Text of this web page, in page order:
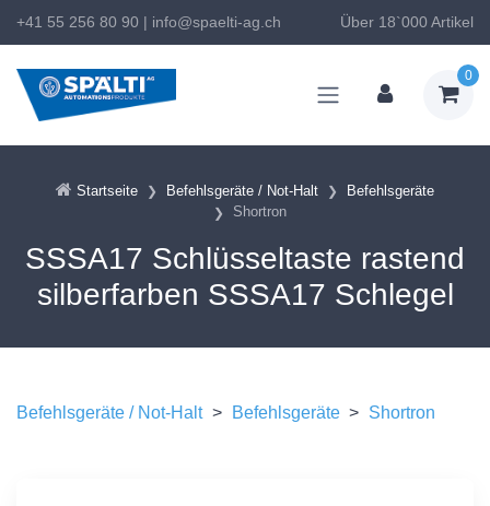
+41 55 256 80 90 | info@spaelti-ag.ch Über 18`000 Artikel
0
Startseite Befehlsgeräte / Not-Halt
Befehlsgeräte
Shortron
SSSA17 Schlüsseltaste rastend
silberfarben SSSA17 Schlegel
Befehlsgeräte / Not-Halt > Befehlsgeräte > Shortron